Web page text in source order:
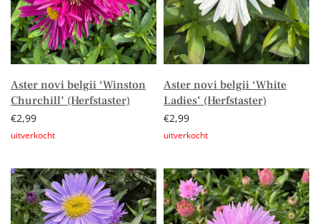
Aster novi belgii ‘Winston
Churchill’ (Herfstaster)
€2,99
Aster novi belgii ‘White
Ladies’ (Herfstaster)
€2,99